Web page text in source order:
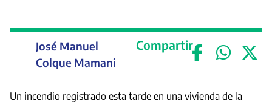
José Manuel
Colque Mamani
Compartir
Un incendio registrado esta tarde en una vivienda de la